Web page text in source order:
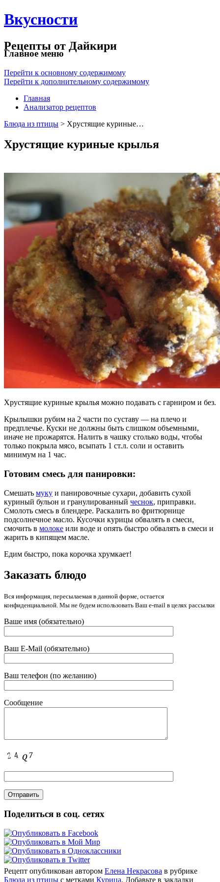
Вкусности
Рецепты от Дайкири
Главное меню
Перейти к основному содержимому
Перейти к дополнительному содержимому
Главная
Анализатор рецептов
Блюда из птицы > Хрустящие куриные…
Хрустящие куриные крылья
Хрустящие куриные крылья можно подавать с гарниром и без.
Крылышки рубим на 2 части по суставу — на плечо и
предплечье. Куски не должны быть слишком объемными,
иначе не прожарятся. Налить в чашку столько воды, чтобы
только покрыла мясо, всыпать 1 ст.л. соли и оставить
минимум на 1 час.
Готовим смесь для панировки:
Смешать муку и панировочные сухари, добавить сухой
куриный бульон и гранулированный чеснок, приправки.
Смолоть смесь в блендере. Раскалить во фритюрнице
подсолнечное масло. Кусочки курицы обвалять в смеси,
смочить в молоке или воде и опять быстро обвалять в смеси и
жарить в кипящем масле.
Едим быстро, пока корочка хрумкает!
Заказать блюдо
Вся информация, пересылаемая в данной форме, остается
конфиденциальной. Мы не будем использовать Ваш e-mail в целях рассылки
Ваше имя (обязательно)
Ваш E-Mail (обязательно)
Ваш телефон (по желанию)
Сообщение
Поделиться в соц. сетях
Рецепт опубликован автором Елена Некрасова в рубрике
Блюда из птицы с метками Курица. Добавьте в закладки